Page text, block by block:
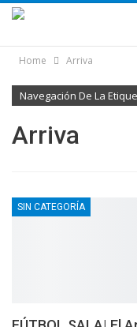
Home Arriva
Navegación De La
Arriva
SIN CATEGORÍA